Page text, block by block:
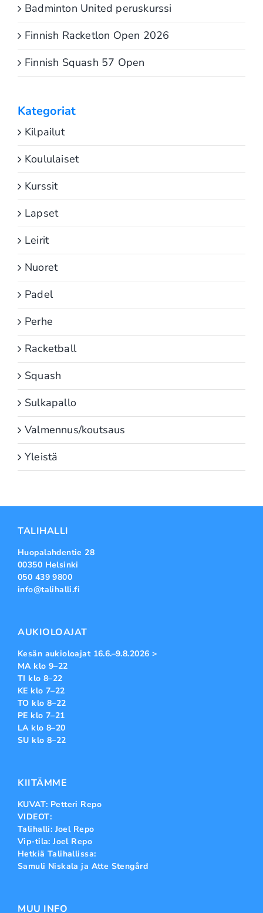
Badminton United peruskurssi
Finnish Racketlon Open 2026
Finnish Squash 57 Open
Kategoriat
Kilpailut
Koululaiset
Kurssit
Lapset
Leirit
Nuoret
Padel
Perhe
Racketball
Squash
Sulkapallo
Valmennus/koutsaus
Yleistä
TALIHALLI
Huopalahdentie 28
00350 Helsinki
050 439 9800
info@talihalli.fi
AUKIOLOAJAT
Kesän aukioloajat 16.6.–9.8.2026 >
MA klo 9–22
TI klo 8–22
KE klo 7–22
TO klo 8–22
PE klo 7–21
LA klo 8–20
SU klo 8–22
KIITÄMME
KUVAT: Petteri Repo
VIDEOT:
Talihalli: Joel Repo
Vip-tila: Joel Repo
Hetkiä Talihallissa:
Samuli Niskala ja Atte Stengård
MUU INFO